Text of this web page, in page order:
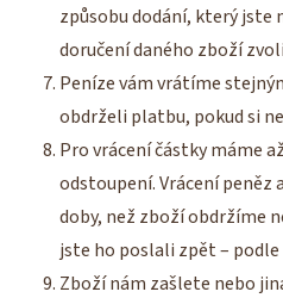
způsobu dodání, který jste
doručení daného zboží
Peníze vám vrátíme
obdrželi platbu, pokud si
Pro vrácení částky máme
odstoupení. Vrácení peněz
doby, než zboží obdržíme
jste ho poslali zpět –
Zboží nám zašlete nebo